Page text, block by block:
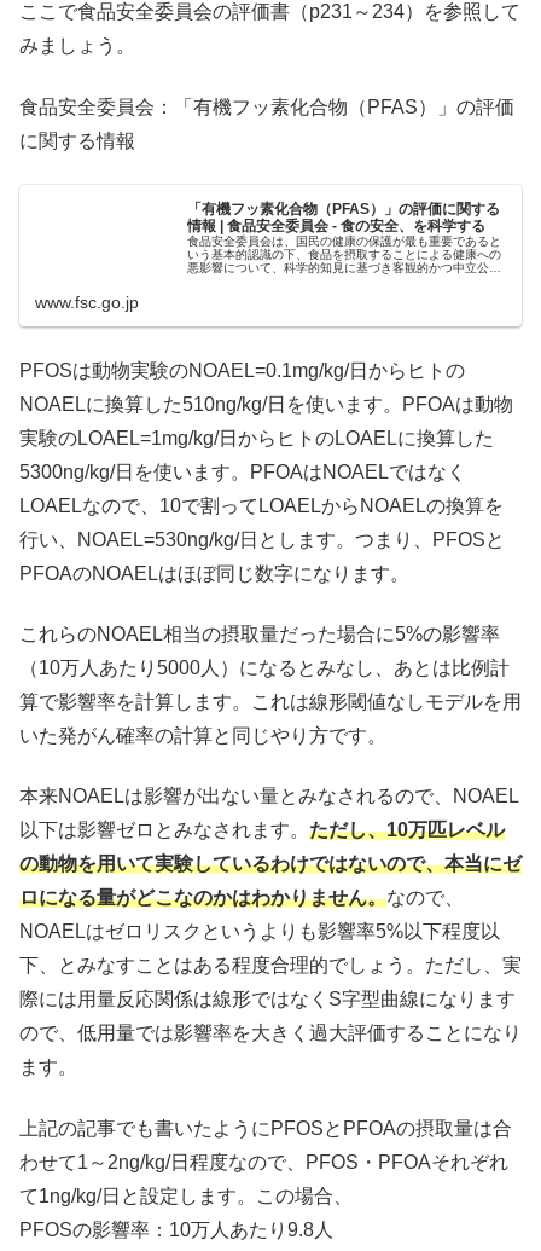
ここで食品安全委員会の評価書（p231～234）を参照して
みましょう。
食品安全委員会：「有機フッ素化合物（PFAS）」の評価
に関する情報
「有機フッ素化合物（PFAS）」の評価に関する
情報 | 食品安全委員会 - 食の安全、を科学する
食品安全委員会は、国民の健康の保護が最も重要であると
いう基本的認識の下、食品を摂取することによる健康への
悪影響について、科学的知見に基づき客観的かつ中立公正
www.fsc.go.jp
PFOSは動物実験のNOAEL=0.1mg/kg/日からヒトの
NOAELに換算した510ng/kg/日を使います。PFOAは動物
実験のLOAEL=1mg/kg/日からヒトのLOAELに換算した
5300ng/kg/日を使います。PFOAはNOAELではなく
LOAELなので、10で割ってLOAELからNOAELの換算を
行い、NOAEL=530ng/kg/日とします。つまり、PFOSと
PFOAのNOAELはほぼ同じ数字になります。
これらのNOAEL相当の摂取量だった場合に5%の影響率
（10万人あたり5000人）になるとみなし、あとは比例計
算で影響率を計算します。これは線形閾値なしモデルを用
いた発がん確率の計算と同じやり方です。
本来NOAELは影響が出ない量とみなされるので、NOAEL
以下は影響ゼロとみなされます。 ただし、10万匹レベル
の動物を用いて実験しているわけではないので、本当にゼ
ロになる量がどこなのかはわかりません。なので、
NOAELはゼロリスクというよりも影響率5%以下程度以
下、とみなすことはある程度合理的でしょう。ただし、実
際には用量反応関係は線形ではなくS字型曲線になります
ので、低用量では影響率を大きく過大評価することになり
ます。
上記の記事でも書いたようにPFOSとPFOAの摂取量は合
わせて1～2ng/kg/日程度なので、PFOS・PFOAそれぞれ
て1ng/kg/日と設定します。この場合、
PFOSの影響率：10万人あたり9.8人